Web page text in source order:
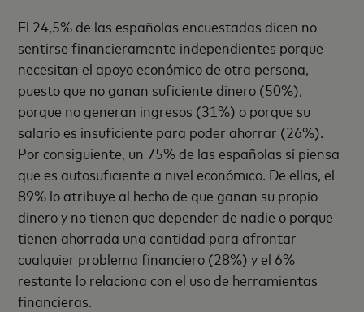
El 24,5% de las españolas encuestadas dicen no
sentirse financieramente independientes porque
necesitan el apoyo económico de otra persona,
puesto que no ganan suficiente dinero (50%),
porque no generan ingresos (31%) o porque su
salario es insuficiente para poder ahorrar (26%).
Por consiguiente, un 75% de las españolas sí piensa
que es autosuficiente a nivel económico. De ellas, el
89% lo atribuye al hecho de que ganan su propio
dinero y no tienen que depender de nadie o porque
tienen ahorrada una cantidad para afrontar
cualquier problema financiero (28%) y el 6%
restante lo relaciona con el uso de herramientas
financieras.